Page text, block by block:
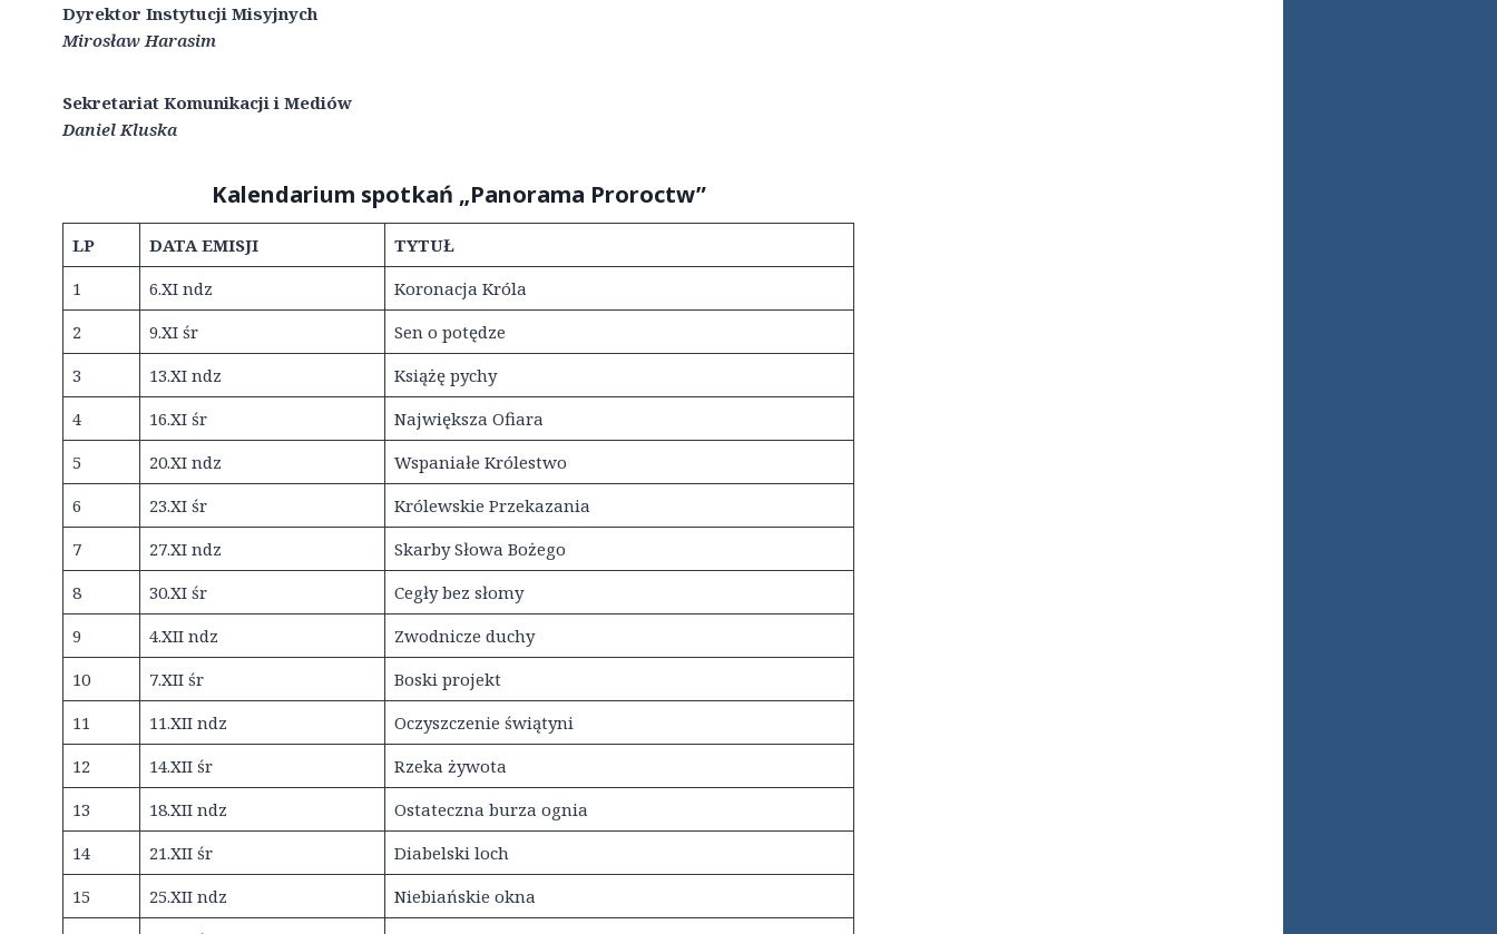
Dyrektor Instytucji Misyjnych
Mirosław Harasim
Sekretariat Komunikacji i Mediów
Daniel Kluska
Kalendarium spotkań „Panorama Proroctw”
LP DATA EMISJI
TYTUŁ
1
6.XI ndz
Koronacja Króla
2
9.XI śr
Sen o potędze
3
13.XI ndz
Książę pychy
4
16.XI śr
Największa Ofiara
5
20.XI ndz
Wspaniałe Królestwo
6
23.XI śr
Królewskie Przekazania
7
27.XI ndz
Skarby Słowa Bożego
8
30.XI śr
Cegły bez słomy
9
4.XII ndz
Zwodnicze duchy
10
7.XII śr
Boski projekt
11
11.XII ndz
Oczyszczenie świątyni
12
14.XII śr
Rzeka żywota
13
18.XII ndz
Ostateczna burza ognia
14
21.XII śr
Diabelski loch
15
25.XII ndz
Niebiańskie okna